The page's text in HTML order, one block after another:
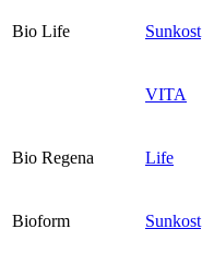
Bio Life Sunkost
VITA
Bio Regena Life
Bioform Sunkost